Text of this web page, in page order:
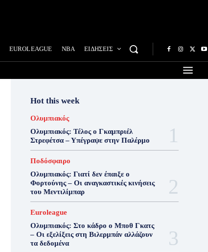
EUROLEAGUE NBA ΕΙΔΗΣΕΙΣ
Hot this week
Ολυμπιακός
Ολυμπιακός: Τέλος ο Γκαμπριέλ
Στρεφέτσα – Υπέγραψε στην Παλέρμο
Ποδόσφαιρο
Ολυμπιακός: Γιατί δεν έπαιξε ο
Φορτούνης – Οι αναγκαστικές κινήσεις
του Μεντιλίμπαρ
Euroleague
Ολυμπιακός: Στο κάδρο ο Μποθ Γκατς
– Οι εξελίξεις στη Βιλερμπάν αλλάζουν
τα δεδομένα